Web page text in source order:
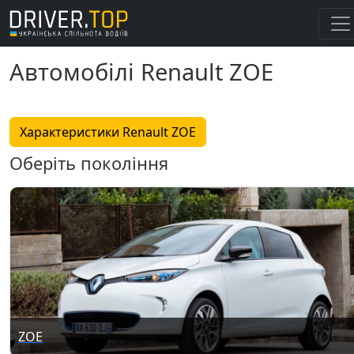
Автомобілі Renault ZOE
Характеристики Renault ZOE
Оберіть покоління
ZOE